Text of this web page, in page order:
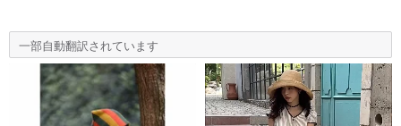
一部自動翻訳されています